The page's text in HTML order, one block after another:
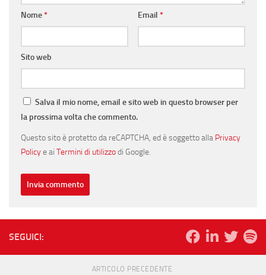
Nome* Email *
Sito web
Salva il mio nome, email e sito web in questo browser per
la prossima volta che commento.
Questo sito è protetto da reCAPTCHA, ed è soggetto alla Privacy
Policye ai Termini di utilizzodi Google.
SEGUICI:
ARTICOLO PRECEDENTE